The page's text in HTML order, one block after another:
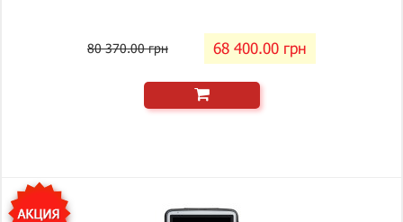
80 370.00 грн 68 400.00 грн